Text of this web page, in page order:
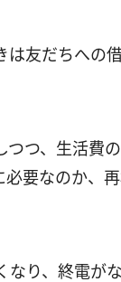
友だちへの
つ、生活費
要なのか、
り、終電が